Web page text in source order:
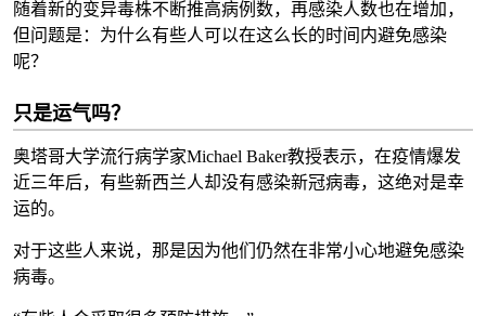
随着新的变异毒株不断推高病例数，再感染人数也在增加，
但问题是：为什么有些人可以在这么长的时间内避免感染
呢？
只是运气吗？
奥塔哥大学流行病学家Michael Baker教授表示，在疫情爆发
近三年后，有些新西兰人却没有感染新冠病毒，这绝对是幸
运的。
对于这些人来说，那是因为他们仍然在非常小心地避免感染
病毒。